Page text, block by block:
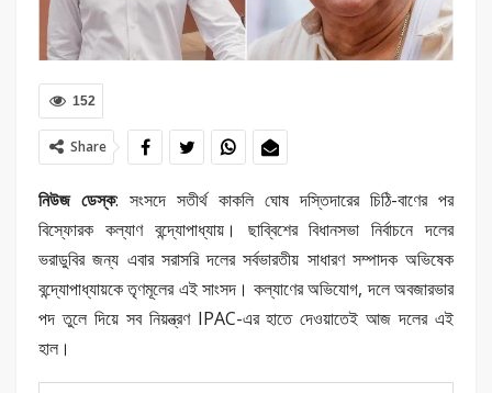
152
Share
নিউজ ডেস্ক: সংসদে সতীর্থ কাকলি ঘোষ দস্তিদারের চিঠি-বাণের পর
বিস্ফোরক কল্যাণ বন্দ্যোপাধ্যায়। ছাব্বিশের বিধানসভা নির্বাচনে দলের
ভরাডুবির জন্য এবার সরাসরি দলের সর্বভারতীয় সাধারণ সম্পাদক অভিষেক
বন্দ্যোপাধ্যায়কে তৃণমূলের এই সাংসদ। কল্যাণের অভিযোগ, দলে অবজারভার
পদ তুলে দিয়ে সব নিয়ন্ত্রণ IPAC-এর হাতে দেওয়াতেই আজ দলের এই
হাল।